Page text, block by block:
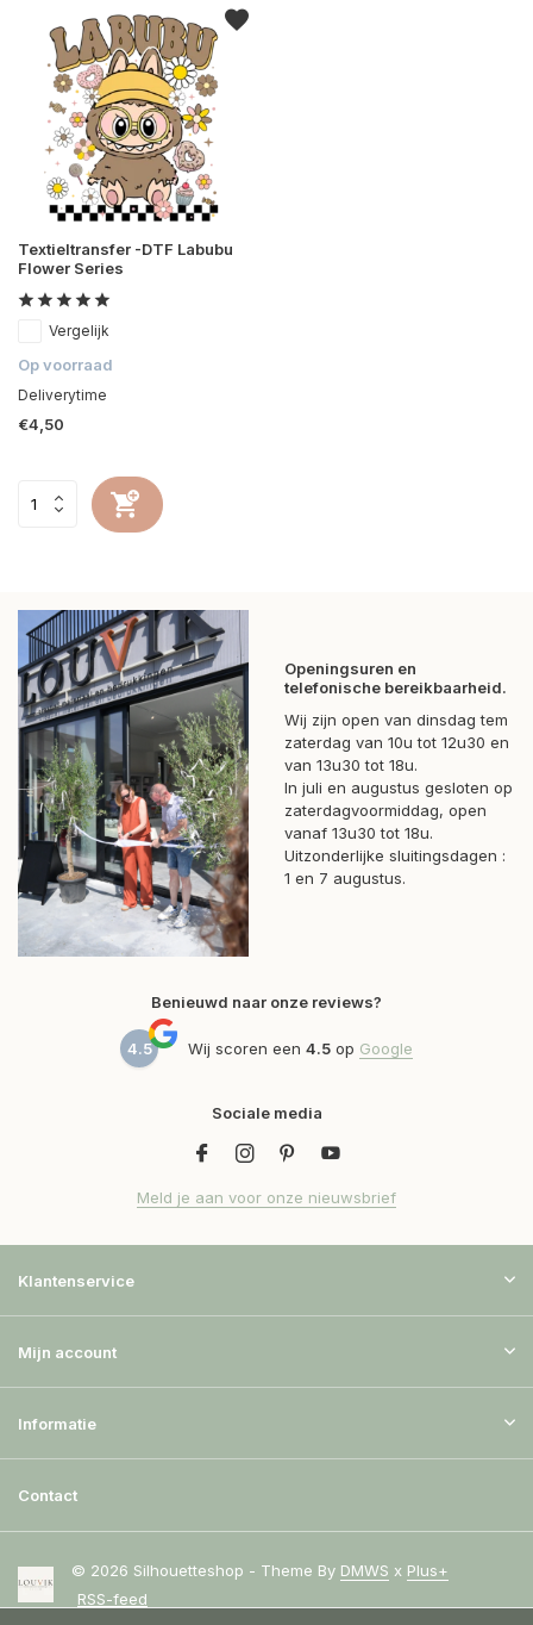
Textieltransfer -DTF Labubu
Flower Series
Vergelijk
Op voorraad
Deliverytime
€4,50
Openingsuren en
telefonische bereikbaarheid.
Wij zijn open van dinsdag tem
zaterdag van 10u tot 12u30 en
van 13u30 tot 18u.
In juli en augustus gesloten op
zaterdagvoormiddag, open
vanaf 13u30 tot 18u.
Uitzonderlijke sluitingsdagen :
1 en 7 augustus.
Benieuwd naar onze reviews?
4.5 Wij scoren een 4.5 op Google
Sociale media
Meld je aan voor onze nieuwsbrief
Klantenservice
Mijn account
Informatie
Contact
© 2026 Silhouetteshop - Theme By DMWS x Plus+
RSS-feed